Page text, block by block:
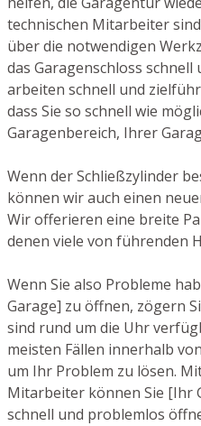
technischen Mitarbeiter
über die notwendigen
das Garagenschloss
arbeiten schnell und
dass Sie so schnell wie
Garagenbereich, Ihrer
Wenn der Schließzylinder
können wir auch einen
Wir offerieren eine breite
denen viele von führenden
Wenn Sie also Probleme
Garage] zu öffnen, zögern
sind rund um die Uhr
meisten Fällen innerhalb
um Ihr Problem zu lösen.
Mitarbeiter können Sie [Ihr
schnell und problemlos